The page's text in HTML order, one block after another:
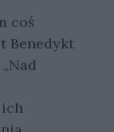
coś
Benedykt
ich